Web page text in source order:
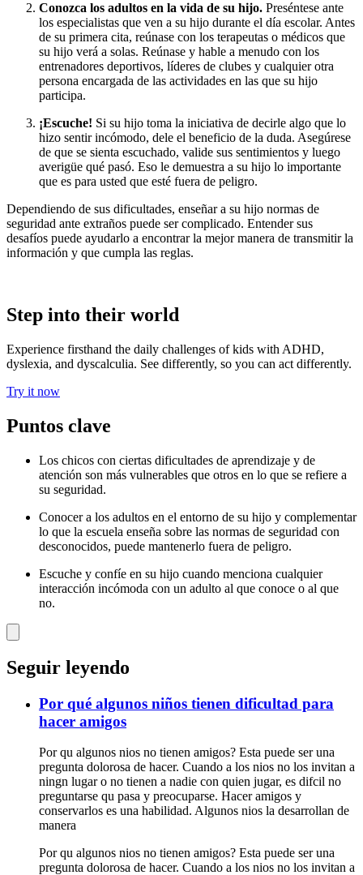
Conozca los adultos en la vida de su hijo. Preséntese ante
los especialistas que ven a su hijo durante el día escolar. Antes
de su primera cita, reúnase con los terapeutas o médicos que
su hijo verá a solas. Reúnase y hable a menudo con los
entrenadores deportivos, líderes de clubes y cualquier otra
persona encargada de las actividades en las que su hijo
participa.
¡Escuche! Si su hijo toma la iniciativa de decirle algo que lo
hizo sentir incómodo, dele el beneficio de la duda. Asegúrese
de que se sienta escuchado, valide sus sentimientos y luego
averigüe qué pasó. Eso le demuestra a su hijo lo importante
que es para usted que esté fuera de peligro.
Dependiendo de sus dificultades, enseñar a su hijo normas de
seguridad ante extraños puede ser complicado. Entender sus
desafíos puede ayudarlo a encontrar la mejor manera de transmitir la
información y que cumpla las reglas.
Step into their world
Experience firsthand the daily challenges of kids with ADHD,
dyslexia, and dyscalculia. See differently, so you can act differently.
Try it now
Puntos clave
Los chicos con ciertas dificultades de aprendizaje y de
atención son más vulnerables que otros en lo que se refiere a
su seguridad.
Conocer a los adultos en el entorno de su hijo y complementar
lo que la escuela enseña sobre las normas de seguridad con
desconocidos, puede mantenerlo fuera de peligro.
Escuche y confíe en su hijo cuando menciona cualquier
interacción incómoda con un adulto al que conoce o al que
no.
Seguir leyendo
Por qué algunos niños tienen dificultad para
hacer amigos
Por qu algunos nios no tienen amigos? Esta puede ser una
pregunta dolorosa de hacer. Cuando a los nios no los invitan a
ningn lugar o no tienen a nadie con quien jugar, es difcil no
preguntarse qu pasa y preocuparse. Hacer amigos y
conservarlos es una habilidad. Algunos nios la desarrollan de
manera
Por qu algunos nios no tienen amigos? Esta puede ser una
pregunta dolorosa de hacer. Cuando a los nios no los invitan a